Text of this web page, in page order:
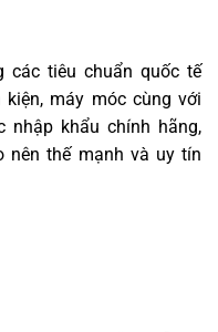
các tiêu chuẩn quốc tế
máy móc cùng với
khẩu chính hãng,
nên thế mạnh và uy tín